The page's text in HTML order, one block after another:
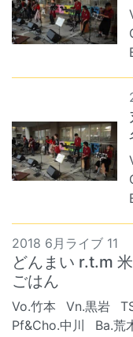
2018 6月ライブ 11
どんまい r.t.m
ごはん
Vo.竹本 Vn.黒岩
Pf&Cho.中川
Ba.荒